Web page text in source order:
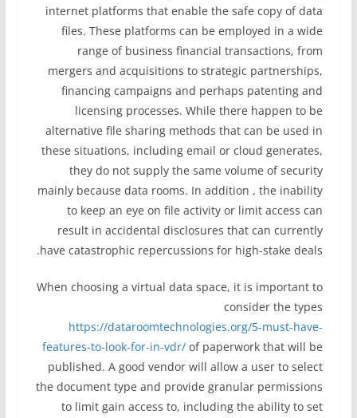
internet platforms that enable the safe copy of data
files. These platforms can be employed in a wide
range of business financial transactions, from
mergers and acquisitions to strategic partnerships,
financing campaigns and perhaps patenting and
licensing processes. While there happen to be
alternative file sharing methods that can be used in
these situations, including email or cloud generates,
they do not supply the same volume of security
mainly because data rooms. In addition , the inability
to keep an eye on file activity or limit access can
result in accidental disclosures that can currently
have catastrophic repercussions for high-stake deals.
When choosing a virtual data space, it is important to
consider the types
https://dataroomtechnologies.org/5-must-have-
features-to-look-for-in-vdr/ of paperwork that will be
published. A good vendor will allow a user to select
the document type and provide granular permissions
to limit gain access to, including the ability to set